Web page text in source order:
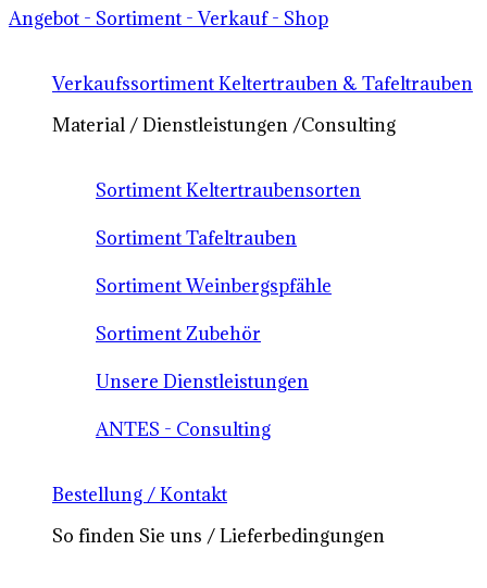
Angebot - Sortiment - Verkauf - Shop
Verkaufssortiment Keltertrauben & Tafeltrauben
Material / Dienstleistungen /Consulting
Sortiment Keltertraubensorten
Sortiment Tafeltrauben
Sortiment Weinbergspfähle
Sortiment Zubehör
Unsere Dienstleistungen
ANTES - Consulting
Bestellung / Kontakt
So finden Sie uns / Lieferbedingungen